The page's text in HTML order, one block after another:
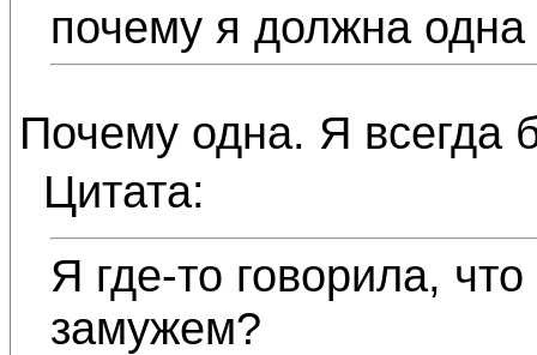
почему я должна одна
Почему одна. Я всегда
Цитата:
Я где-то говорила,
замужем?